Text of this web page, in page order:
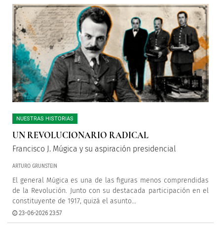
NUESTRAS HISTORIAS
UN REVOLUCIONARIO RADICAL
Francisco J. Múgica y su aspiración presidencial
ARTURO GRUNSTEIN
El general Múgica es una de las figuras menos comprendidas
de la Revolución. Junto con su destacada participación en el
constituyente de 1917, quizá el asunto...
23-06-2026 23:57